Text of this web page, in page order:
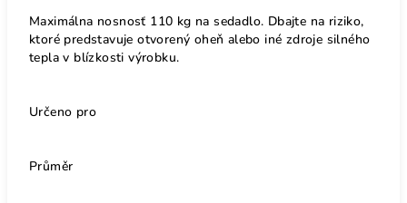
Maximálna nosnosť 110 kg na sedadlo. Dbajte na riziko,
ktoré predstavuje otvorený oheň alebo iné zdroje silného
tepla v blízkosti výrobku.
Určeno pro
Průměr